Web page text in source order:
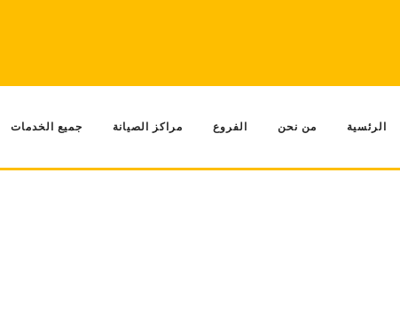
الرئسية من نحن الفروع مراكز الصيانة جميع الخدمات